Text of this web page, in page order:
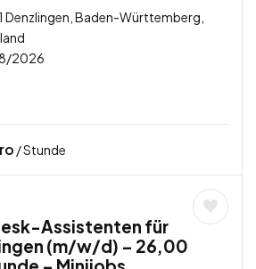
Denzlingen, Baden-Württemberg,
2026
/ Stunde
Assistenten für
(m/w/d) – 26,00